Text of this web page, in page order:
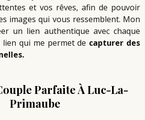
et vos rêves, afin de pouvoir
images qui vous ressemblent. Mon
un lien authentique avec chaque
lien qui me permet de capturer des
Parfaite À Luc-La-
Primaube